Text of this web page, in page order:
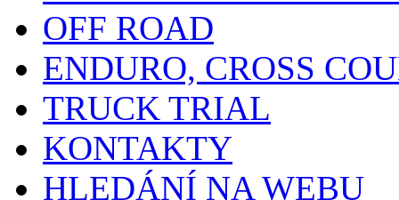
OFF ROAD
ENDURO, CROSS
TRUCK TRIAL
KONTAKTY
HLEDÁNÍ NA WEBU